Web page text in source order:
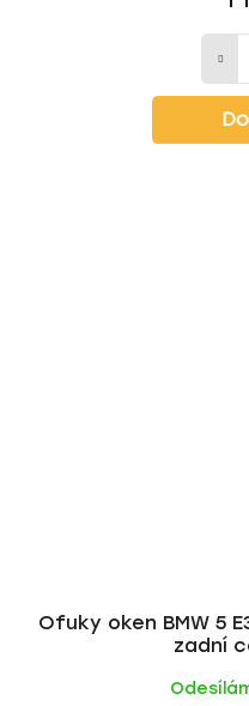
Ofuky oken BMW 5
zadní